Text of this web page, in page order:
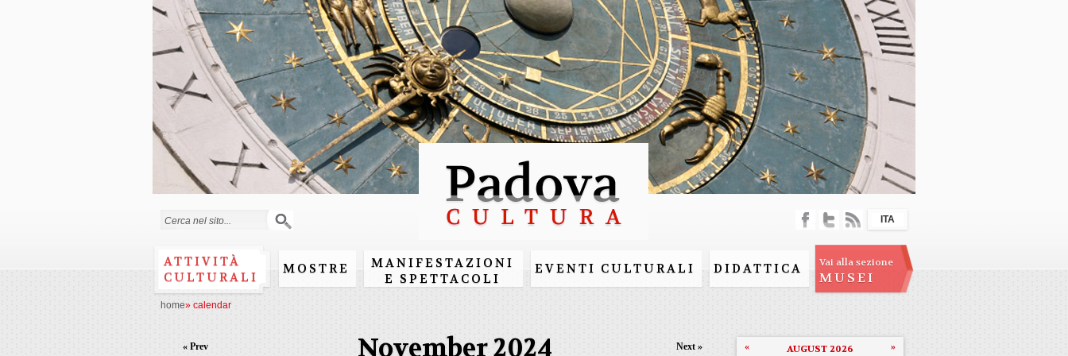
Skip to
main
content
ATTIVITÀ
CULTURALI
MOSTRE
MANIFESTAZIONI
E SPETTACOLI
EVENTI CULTURALI DIDATTICA Vai alla sezione
MUSEI
ITA
home» calendar
November 2024
« Prev Next » AUGUST 2026
« »